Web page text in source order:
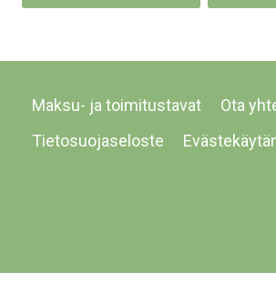
Maksu- ja toimitustavat
Ota
Tietosuojaseloste